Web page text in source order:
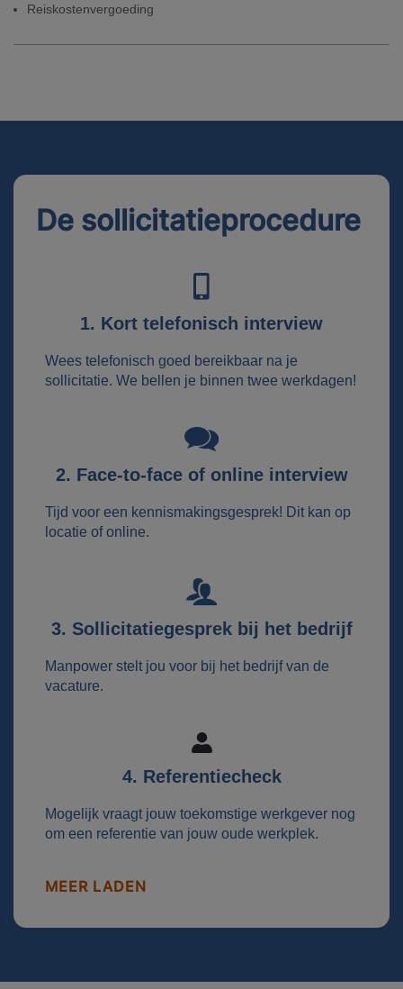
Reiskostenvergoeding
De sollicitatieprocedure
1. Kort telefonisch interview
Wees telefonisch goed bereikbaar na je
sollicitatie. We bellen je binnen twee werkdagen!
2. Face-to-face of online interview
Tijd voor een kennismakingsgesprek! Dit kan op
locatie of online.
3. Sollicitatiegesprek bij het bedrijf
Manpower stelt jou voor bij het bedrijf van de
vacature.
4. Referentiecheck
Mogelijk vraagt jouw toekomstige werkgever nog
om een referentie van jouw oude werkplek.
MEER LADEN